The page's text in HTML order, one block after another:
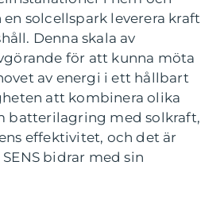
solcellspark leverera kraft
Denna skala av
för att kunna möta
av energi i ett hållbart
att kombinera olika
batterilagring med solkraft,
effektivitet, och det är
bidrar med sin